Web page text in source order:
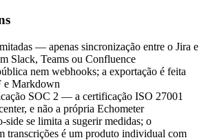
— apenas sincronização entre o Jira e
Slack, Teams ou Confluence
nem webhooks; a exportação é feita
e Markdown
SOC 2 — a certificação ISO 27001
e não a própria Echometer
side se limita a sugerir medidas; o
transcrições é um produto individual com